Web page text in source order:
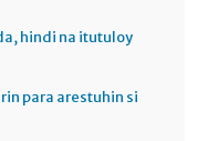
hindi na itutuloy
para arestuhin si